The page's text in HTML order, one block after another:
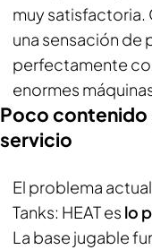
muy
una sensación de
perfectamente
enormes
Poco contenido
servicio
El problema
Tanks: HEAT es lo
La base jugable